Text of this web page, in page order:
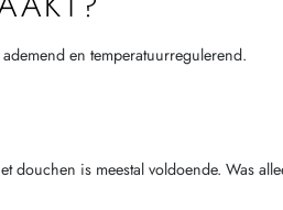
en temperatuurregulerend.
is meestal voldoende. Was